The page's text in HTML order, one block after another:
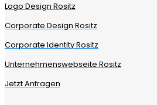
Logo Design Rositz
Corporate Design Rositz
Corporate Identity Rositz
Unternehmenswebseite Rositz
Jetzt Anfragen